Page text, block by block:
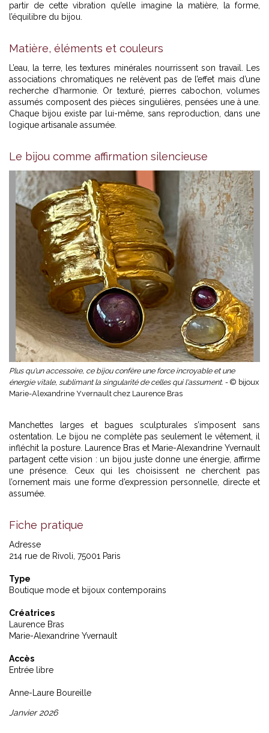
partir de cette vibration qu’elle imagine la matière, la forme,
l’équilibre du bijou.
Matière, éléments et couleurs
L’eau, la terre, les textures minérales nourrissent son travail. Les
associations chromatiques ne relèvent pas de l’effet mais d’une
recherche d’harmonie. Or texturé, pierres cabochon, volumes
assumés composent des pièces singulières, pensées une à une.
Chaque bijou existe par lui-même, sans reproduction, dans une
logique artisanale assumée.
Le bijou comme affirmation silencieuse
Plus qu'un accessoire, ce bijou confère une force incroyable et une
énergie vitale, sublimant la singularité de celles qui l'assument. - © bijoux
Marie-Alexandrine Yvernault chez Laurence Bras
Manchettes larges et bagues sculpturales s’imposent sans
ostentation. Le bijou ne complète pas seulement le vêtement, il
infléchit la posture. Laurence Bras et Marie-Alexandrine Yvernault
partagent cette vision : un bijou juste donne une énergie, affirme
une présence. Ceux qui les choisissent ne cherchent pas
l’ornement mais une forme d’expression personnelle, directe et
assumée.
Fiche pratique
Adresse
214 rue de Rivoli, 75001 Paris
Type
Boutique mode et bijoux contemporains
Créatrices
Laurence Bras
Marie-Alexandrine Yvernault
Accès
Entrée libre
Anne-Laure Boureille
Janvier 2026